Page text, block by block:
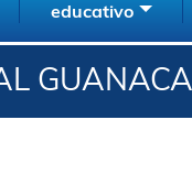
educativo